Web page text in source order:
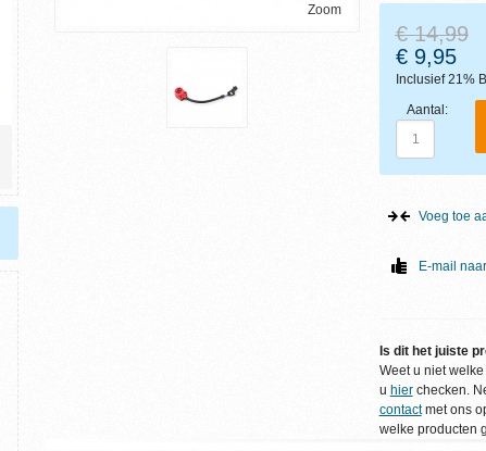
Zoom
€ 14,99
€ 9,95
Inclusief 21%
Aantal:
Voeg toe
E-mail
Is dit het juiste
Weet u niet
u hierchecken.
contactmet ons
welke producten